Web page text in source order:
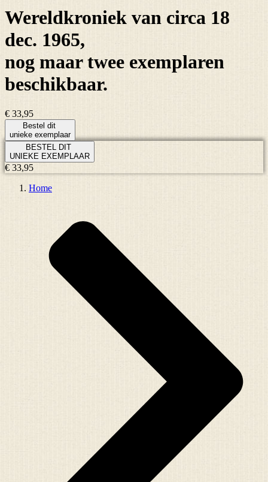
Wereldkroniek van circa 18
dec. 1965,
nog maartwee exemplaren
beschikbaar.
€ 33,95
Bestel dit
unieke exemplaar
BESTEL DIT
UNIEKE EXEMPLAAR
€ 33,95
Home